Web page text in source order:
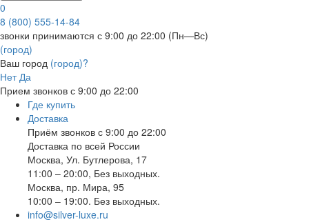
0
8 (800) 555-14-84
звонки принимаются с 9:00 до 22:00 (Пн—Вс)
(город)
Ваш город (город)?
Нет Да
Прием звонков с 9:00 до 22:00
Где купить
Доставка
Приём звонков с 9:00 до 22:00
Доставка по всей России
Москва, Ул. Бутлерова, 17
11:00 – 20:00, Без выходных.
Москва, пр. Мира, 95
10:00 – 19:00. Без выходных.
info@silver-luxe.ru